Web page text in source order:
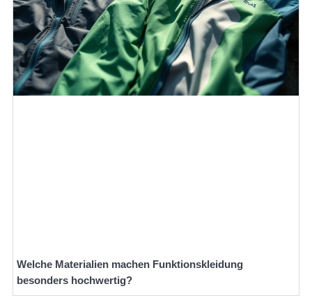
Welche Materialien machen Funktionskleidung
besonders hochwertig?